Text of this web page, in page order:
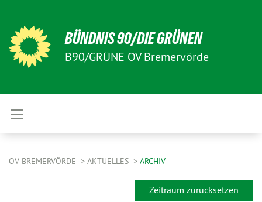
BÜNDNIS 90/DIE GRÜNEN
B90/GRÜNE OV Bremervörde
OV BREMERVÖRDE AKTUELLES ARCHIV
Zeitraum zurücksetzen